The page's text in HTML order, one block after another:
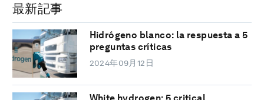
最新記事
Hidrógeno blanco: la respuesta a 5
preguntas críticas
2024年09月12日